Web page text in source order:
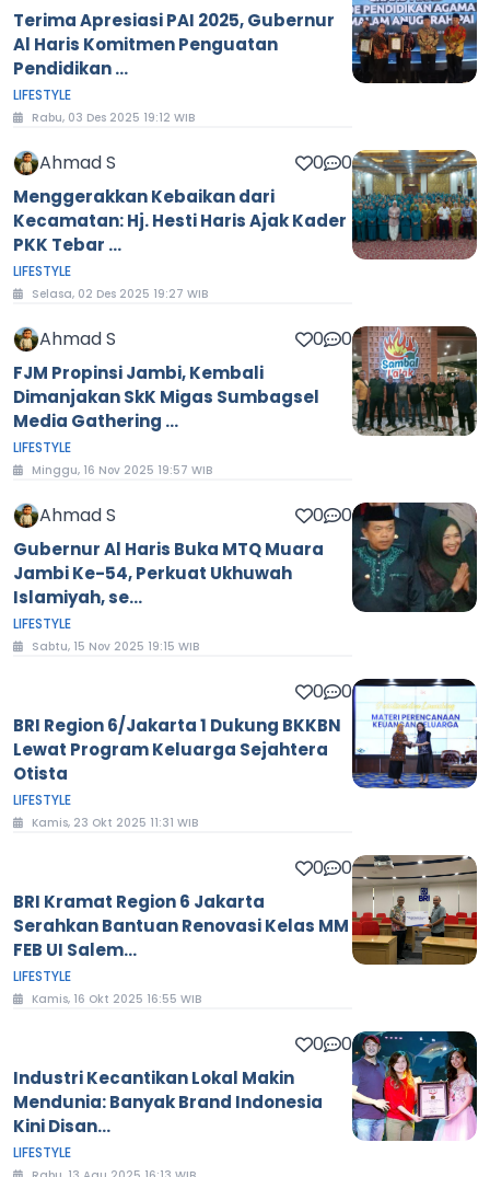
Terima Apresiasi PAI 2025, Gubernur
Al Haris Komitmen Penguatan
Pendidikan ...
LIFESTYLE
Rabu, 03 Des 2025 19:12 WIB
Ahmad S 0 0
Menggerakkan Kebaikan dari
Kecamatan: Hj. Hesti Haris Ajak Kader
PKK Tebar ...
LIFESTYLE
Selasa, 02 Des 2025 19:27 WIB
Ahmad S 0 0
FJM Propinsi Jambi, Kembali
Dimanjakan SkK Migas Sumbagsel
Media Gathering ...
LIFESTYLE
Minggu, 16 Nov 2025 19:57 WIB
Ahmad S 0 0
Gubernur Al Haris Buka MTQ Muara
Jambi Ke-54, Perkuat Ukhuwah
Islamiyah, se...
LIFESTYLE
Sabtu, 15 Nov 2025 19:15 WIB
0 0
BRI Region 6/Jakarta 1 Dukung BKKBN
Lewat Program Keluarga Sejahtera
Otista
LIFESTYLE
Kamis, 23 Okt 2025 11:31 WIB
0 0
BRI Kramat Region 6 Jakarta
Serahkan Bantuan Renovasi Kelas MM
FEB UI Salem...
LIFESTYLE
Kamis, 16 Okt 2025 16:55 WIB
0 0
Industri Kecantikan Lokal Makin
Mendunia: Banyak Brand Indonesia
Kini Disan...
LIFESTYLE